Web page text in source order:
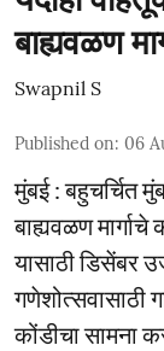
बाह्यवळण
Swapnil S
Published on: 06
मुंबई : बहुचर्चित
बाह्यवळण मार्गाचे
यासाठी डिसेंबर
गणेशोत्सवासाठी
कोंडीचा सामना